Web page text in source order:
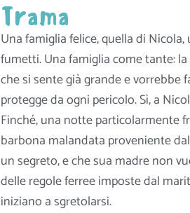
Trama
Una famiglia felice, quella di
fumetti. Una famiglia come tante:
che si sente già grande e vorrebbe
protegge da ogni pericolo. Sì, a
Finché, una notte particolarmente
barbona malandata proveniente
un segreto, e che sua madre non
delle regole ferree imposte dal
iniziano a sgretolarsi.